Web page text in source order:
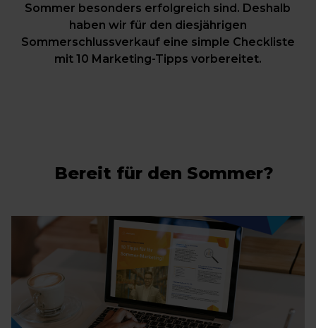
Sommer besonders erfolgreich sind. Deshalb
haben wir für den diesjährigen
Sommerschlussverkauf eine simple Checkliste
mit 10 Marketing-Tipps vorbereitet.
Bereit für den Sommer?